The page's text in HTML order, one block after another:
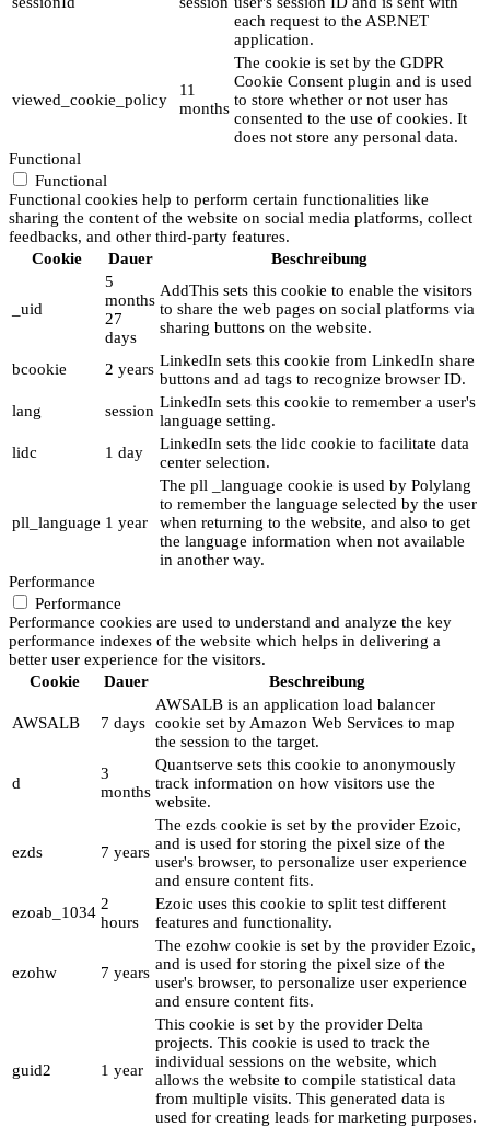
each request to the ASP.NET
application.
viewed_cookie_policy
11
months
The cookie is set by the GDPR
Cookie Consent plugin and is used
to store whether or not user has
consented to the use of cookies. It
does not store any personal data.
Functional
Functional
Functional cookies help to perform certain functionalities like
sharing the content of the website on social media platforms, collect
feedbacks, and other third-party features.
Cookie
Dauer Beschreibung
_uid
5
months
27
days
AddThis sets this cookie to enable the visitors
to share the web pages on social platforms via
sharing buttons on the website.
bcookie 2 years LinkedIn sets this cookie from LinkedIn share
buttons and ad tags to recognize browser ID.
lang
session LinkedIn sets this cookie to remember a user's
language setting.
lidc
1 day
LinkedIn sets the lidc cookie to facilitate data
center selection.
pll_language 1 year
The pll _language cookie is used by Polylang
to remember the language selected by the user
when returning to the website, and also to get
the language information when not available
in another way.
Performance
Performance
Performance cookies are used to understand and analyze the key
performance indexes of the website which helps in delivering a
better user experience for the visitors.
Cookie
Dauer Beschreibung
AWSALB 7 days
AWSALB is an application load balancer
cookie set by Amazon Web Services to map
the session to the target.
d
3
months
Quantserve sets this cookie to anonymously
track information on how visitors use the
website.
ezds 7 years
The ezds cookie is set by the provider Ezoic,
and is used for storing the pixel size of the
user's browser, to personalize user experience
and ensure content fits.
ezoab_1034 2
hours
Ezoic uses this cookie to split test different
features and functionality.
ezohw 7 years
The ezohw cookie is set by the provider Ezoic,
and is used for storing the pixel size of the
user's browser, to personalize user experience
and ensure content fits.
guid2 1 year
This cookie is set by the provider Delta
projects. This cookie is used to track the
individual sessions on the website, which
allows the website to compile statistical data
from multiple visits. This generated data is
used for creating leads for marketing purposes.